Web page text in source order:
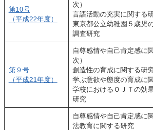
第10号
（平成22年度）
次）
言語活動の充実に関する
東京都公立幼稚園５歳児
調査研究
第９号
（平成21年度）
自尊感情や自己肯定感に
次）
創造性の育成に関する研
学ぶ意欲や態度の育成に
学校におけるＯＪＴの効
研究
自尊感情や自己肯定感に
法教育に関する研究